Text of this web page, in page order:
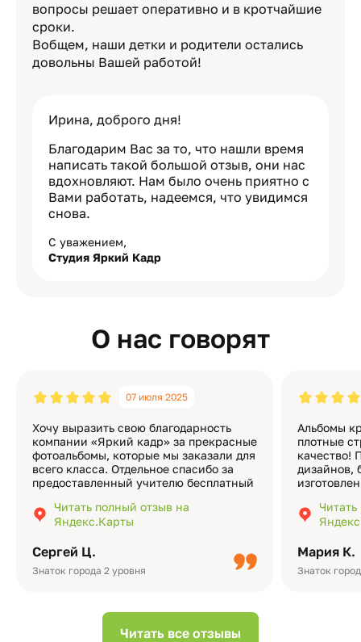
вопросы решает оперативно и в кротчайшие
сроки.
Вобщем, наши детки и родители остались
довольны Вашей работой!
Ирина, доброго дня!
Благодарим Вас за то, что нашли время
написать такой большой отзыв, они нас
вдохновляют. Нам было очень приятно с
Вами работать, надеемся, что увидимся
снова.
С уважением,
Студия Яркий Кадр
О нас говорят
Сергей Ц.
Знаток города 2 уровня
07 июля 2025
Хочу выразить свою благодарность
компании «Яркий кадр» за прекрасные
фотоальбомы, которые мы заказали для
всего класса. Отдельное спасибо за
предоставленный учителю бесплатный
подчёркивает значимость события.
Качество альбомов на высшем уровне:
Читать полный отзыв на
Яндекс.Карты
Мария К.
Знаток
Альбомы
плотные
качество!
дизайнов,
добавить
видео с
Читать все отзывы